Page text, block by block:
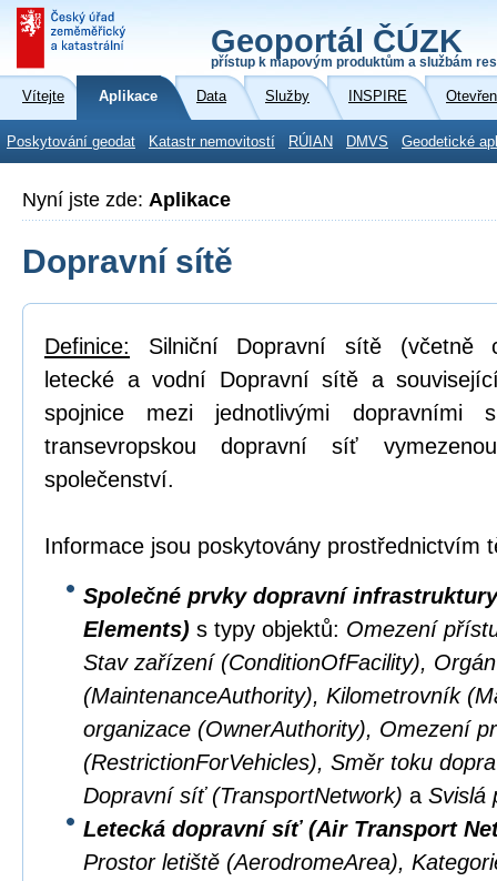
Geoportál ČÚZK
přístup k mapovým produktům a službám
Vítejte Aplikace Data Služby INSPIRE
Poskytování geodat Katastr nemovitostí RÚIAN DMVS Geodetické
Nyní jste zde: Aplikace
Dopravní sítě
Definice: Silniční Dopravní sítě (včetně
letecké a vodní Dopravní sítě a
spojnice mezi jednotlivými dopravními
transevropskou dopravní síť
společenství.
Informace jsou poskytovány prostřednictvím
Společné prvky dopravní
Elements) s typy objektů: Omezení
Stav zařízení (ConditionOfFacility),
(MaintenanceAuthority), Kilometrovník
organizace (OwnerAuthority), Omezení
(RestrictionForVehicles), Směr toku
Dopravní síť (TransportNetwork) a Svislá
Letecká dopravní síť (Air Transport
Prostor letiště (AerodromeArea),